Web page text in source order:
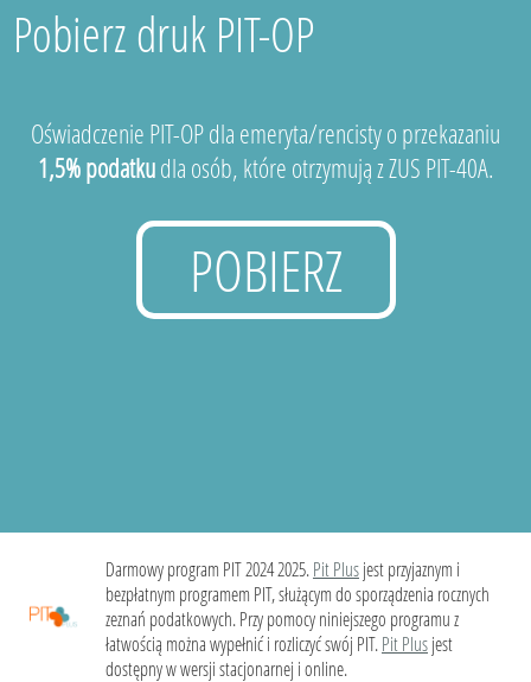
Pobierz druk PIT-OP
Oświadczenie PIT-OP dla emeryta/rencisty o przekazaniu
1,5% podatkudla osób, które otrzymują z ZUS PIT-40A.
POBIERZ
Darmowy program PIT 2024 2025.Pit Plusjest przyjaznym i
bezpłatnym programem PIT, służącym do sporządzenia rocznych
zeznań podatkowych. Przy pomocy niniejszego programu z
łatwością można wypełnić i rozliczyć swój PIT.Pit Plusjest
dostępny w wersji stacjonarnej i online.